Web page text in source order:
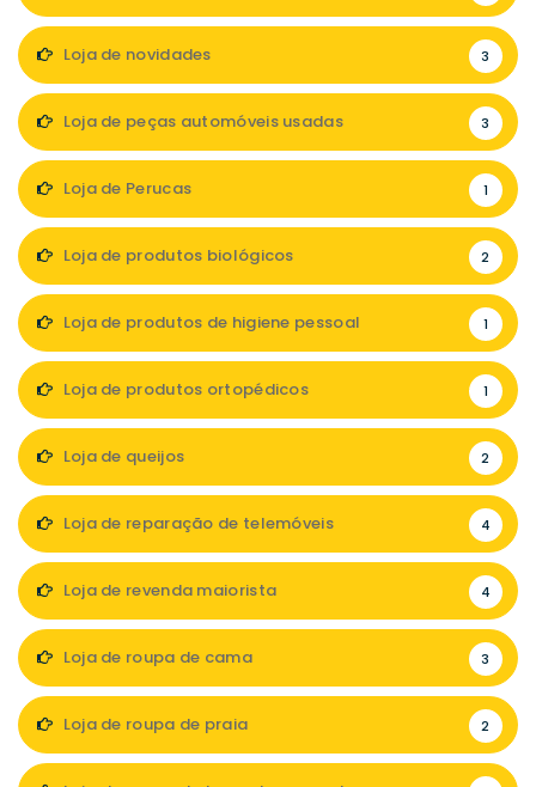
Loja de novidades 3
Loja de peças automóveis usadas 3
Loja de Perucas 1
Loja de produtos biológicos 2
Loja de produtos de higiene pessoal 1
Loja de produtos ortopédicos 1
Loja de queijos 2
Loja de reparação de telemóveis 4
Loja de revenda maiorista 4
Loja de roupa de cama 3
Loja de roupa de praia 2